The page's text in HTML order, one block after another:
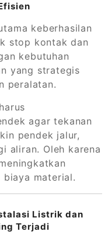
keberhasilan
stop kontak dan
kebutuhan
yang strategis
peralatan.
agar tekanan
pendek jalur,
aliran. Oleh karena
biaya material.
Listrik dan
Terjadi